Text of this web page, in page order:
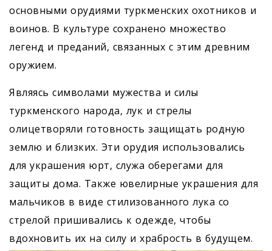
основными орудиями туркменских охотников и
воинов. В культуре сохранено множество
легенд и преданий, связанных с этим древним
оружием.
Являясь символами мужества и силы
туркменского народа, лук и стрелы
олицетворяли готовность защищать родную
землю и близких. Эти орудия использовались
для украшения юрт, служа оберегами для
защиты дома. Также ювелирные украшения для
мальчиков в виде стилизованного лука со
стрелой пришивались к одежде, чтобы
вдохновить их на силу и храбрость в будущем.